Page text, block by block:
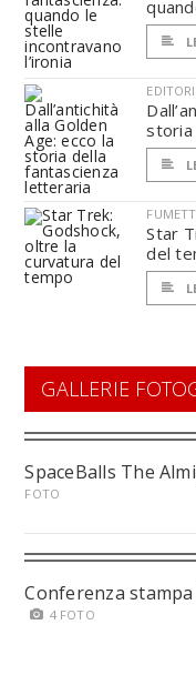
storia
Star
del
GALLERIE
SpaceBalls The
FOTO
Conferenza stampa
4 FOTO